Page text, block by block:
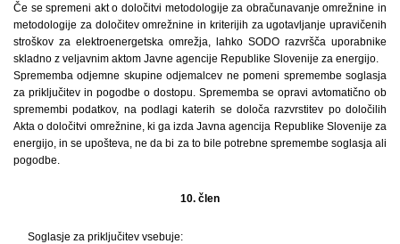
Če se spremeni akt o določitvi metodologije za obračunavanje omrežnine in
metodologije za določitev omrežnine in kriterijih za ugotavljanje upravičenih
stroškov za elektroenergetska omrežja, lahko SODO razvršča uporabnike
skladno z veljavnim aktom Javne agencije Republike Slovenije za energijo.
Sprememba odjemne skupine odjemalcev ne pomeni spremembe soglasja
za priključitev in pogodbe o dostopu. Sprememba se opravi avtomatično ob
spremembi podatkov, na podlagi katerih se določa razvrstitev po določilih
Akta o določitvi omrežnine, ki ga izda Javna agencija Republike Slovenije za
energijo, in se upošteva, ne da bi za to bile potrebne spremembe soglasja ali
pogodbe.
10. člen
Soglasje za priključitev vsebuje: